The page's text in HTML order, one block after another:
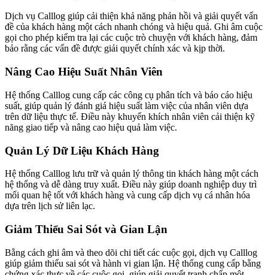
Dịch vụ Calllog giúp cải thiện khả năng phản hồi và giải quyết vấn
đề của khách hàng một cách nhanh chóng và hiệu quả. Ghi âm cuộc
gọi cho phép kiểm tra lại các cuộc trò chuyện với khách hàng, đảm
bảo rằng các vấn đề được giải quyết chính xác và kịp thời.
Nâng Cao Hiệu Suất Nhân Viên
Hệ thống Calllog cung cấp các công cụ phân tích và báo cáo hiệu
suất, giúp quản lý đánh giá hiệu suất làm việc của nhân viên dựa
trên dữ liệu thực tế. Điều này khuyến khích nhân viên cải thiện kỹ
năng giao tiếp và nâng cao hiệu quả làm việc.
Quản Lý Dữ Liệu Khách Hàng
Hệ thống Calllog lưu trữ và quản lý thông tin khách hàng một cách
hệ thống và dễ dàng truy xuất. Điều này giúp doanh nghiệp duy trì
mối quan hệ tốt với khách hàng và cung cấp dịch vụ cá nhân hóa
dựa trên lịch sử liên lạc.
Giảm Thiểu Sai Sót và Gian Lận
Bằng cách ghi âm và theo dõi chi tiết các cuộc gọi, dịch vụ Calllog
giúp giảm thiểu sai sót và hành vi gian lận. Hệ thống cung cấp bằng